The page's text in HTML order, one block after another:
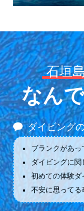
石垣
なん
ダイビング
ブランクがあっ
ダイビングに関
初めての体験ダ
不安に思って